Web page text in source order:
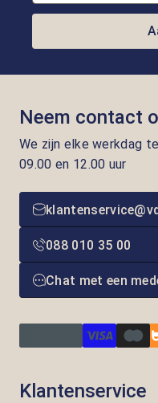
Neem contact
We zijn elke werkdag
09.00 en 12.00 uur
088 010 35 00
Chat met een
Klantenservice